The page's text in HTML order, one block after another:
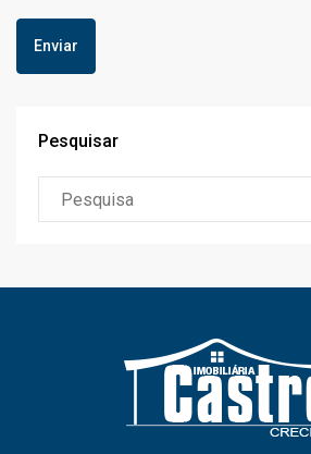
Pesquisar